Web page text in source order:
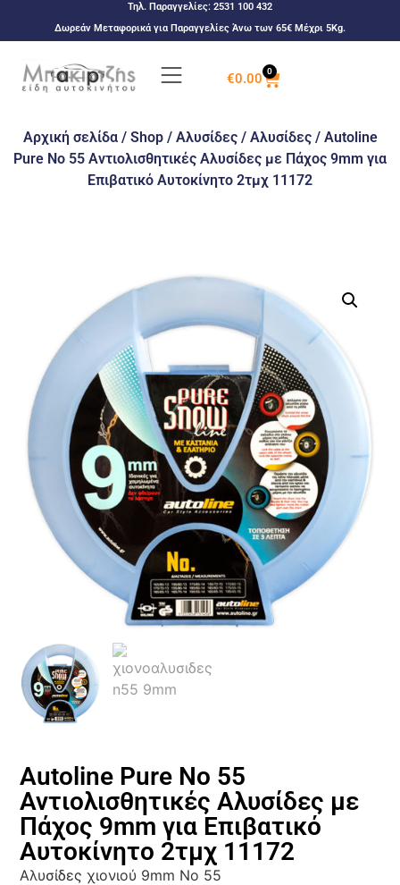
Τηλ. Παραγγελίες: 2531 100 432
Δωρεάν Μεταφορικά για Παραγγελίες Άνω των 65€ Μέχρι 5Kg.
€0.00 0
Αρχική σελίδα/ Shop/ Αλυσίδες/ Αλυσίδες/ Autoline
Pure No 55 Αντιολισθητικές Αλυσίδες με Πάχος 9mm για
Επιβατικό Αυτοκίνητο 2τμχ 11172
Autoline Pure No 55
Αντιολισθητικές Αλυσίδες με
Πάχος 9mm για Επιβατικό
Αυτοκίνητο 2τμχ 11172
Αλυσίδες χιονιού 9mm No 55